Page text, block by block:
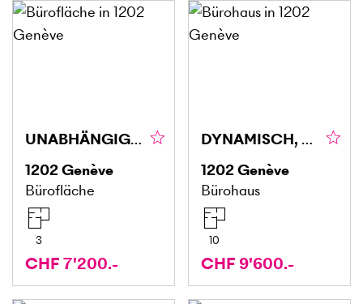
UNABHÄNGIG, RUHIG & ZENTRAL
1202Genève
Bürofläche
3
CHF 7'200.-
DYNAMISCH, MODERN UND ZENTRAL GELEGEN
1202Genève
Bürohaus
10
CHF 9'600.-